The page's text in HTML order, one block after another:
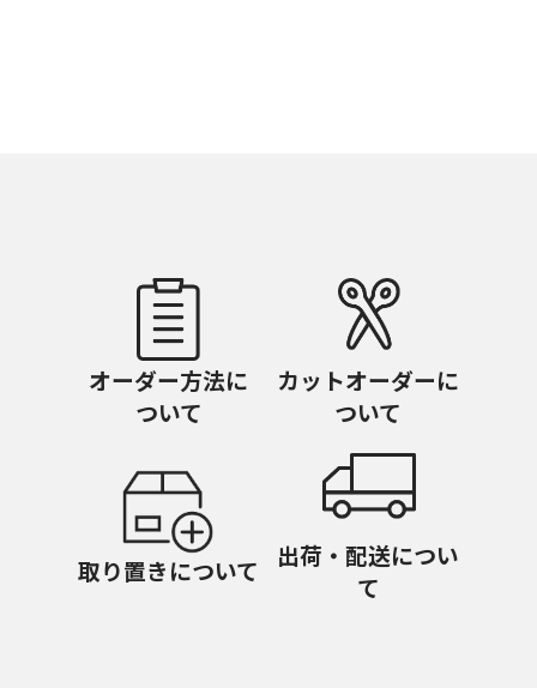
オーダー方法に
ついて
カットオーダーに
ついて
取り置きについて
出荷・配送につい
て